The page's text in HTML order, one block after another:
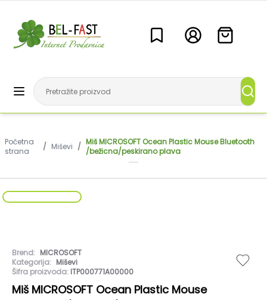
Početna
strana
/ Miševi / Miš MICROSOFT Ocean Plastic Mouse Bluetooth
/bežicna/peskirano plava
Brend: MICROSOFT
Kategorija: Miševi
Šifra proizvoda: ITP000771A00000
Miš MICROSOFT Ocean Plastic Mouse